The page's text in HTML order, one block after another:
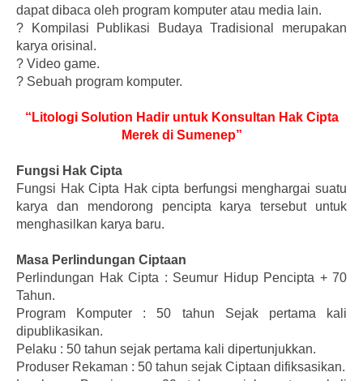
dapat dibaca oleh program komputer atau media lain.
?
Kompilasi Publikasi Budaya Tradisional merupakan
karya orisinal.
? Video game.
? Sebuah program komputer.
“Litologi Solution Hadir untuk Konsultan Hak Cipta
Merek di Sumenep”
Fungsi Hak Cipta
Fungsi Hak Cipta Hak cipta berfungsi menghargai suatu
karya dan mendorong pencipta karya tersebut untuk
menghasilkan karya baru.
Masa Perlindungan Ciptaan
Perlindungan Hak Cipta : Seumur Hidup Pencipta + 70
Tahun.
Program Komputer : 50 tahun Sejak pertama kali
dipublikasikan.
Pelaku : 50 tahun sejak pertama kali dipertunjukkan.
Produser Rekaman : 50 tahun sejak Ciptaan difiksasikan.